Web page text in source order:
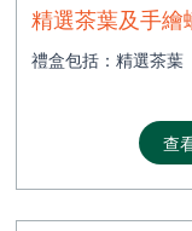
精選茶葉及手繪
禮盒包括：精選茶葉
查